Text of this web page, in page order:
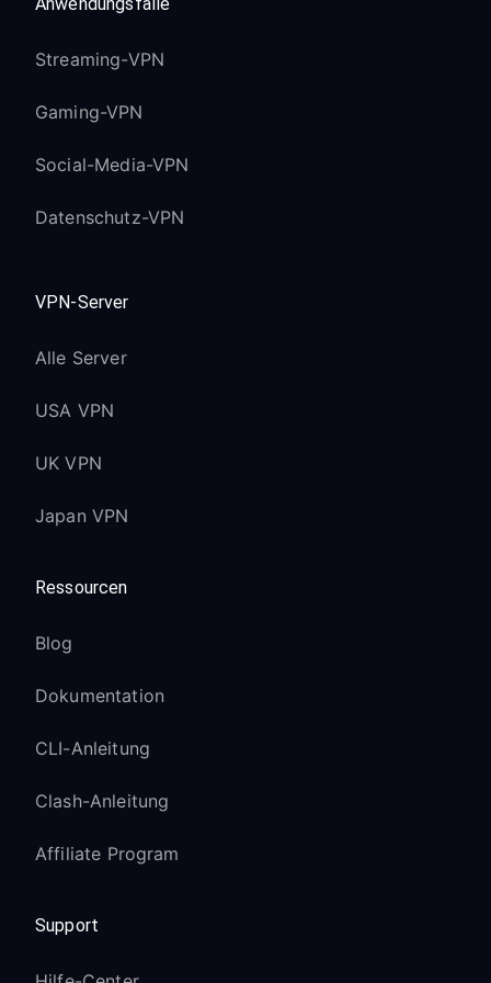
neu
Geräte im selben Wi-Fi-Netzwerk
befinden
neueste Version, falls verfügbar
Magic Remote funktioniert nicht richtig:
erneut zu koppeln
gedrückt
Standort nicht:
Leeren Sie den Cache für bestimmte
Melden Sie sich bei den Streaming-
Standortänderung zu erkennen
LG-Dienste zeigen Fehler an:
Einige LG-spezifische Dienste sind
regionsgebunden
Versuchen Sie verschiedene VPN-
LG Account-Dienste benötigen
Region
Streaming-VPN
Gaming-VPN
Social-Media-VPN
Datenschutz-VPN
VPN-Server
Alle Server
USA VPN
UK VPN
Japan VPN
Ressourcen
Blog
Dokumentation
CLI-Anleitung
Clash-Anleitung
Affiliate Program
Support